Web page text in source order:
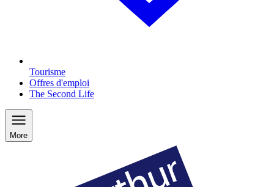
Tourisme
Offres d'emploi
The Second Life
More